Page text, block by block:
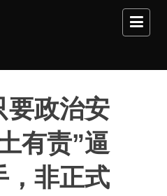
main content
要政治安
有责”逼
，非正式